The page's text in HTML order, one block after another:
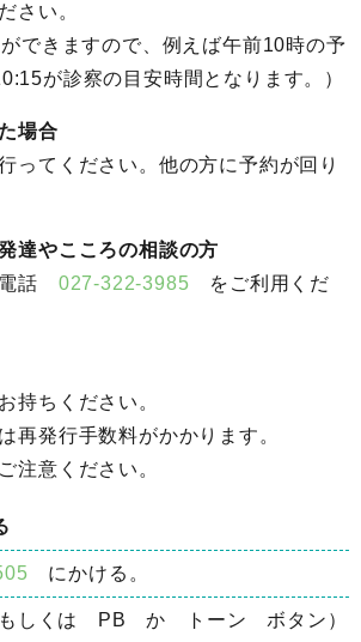
さい。
ができますので、例えば午前10時の予
が診察の目安時間となります。）
場合
ってください。他の方に予約が回り
達やこころの相談の方
電話 027-322-3985 をご利用くだ
持ちください。
再発行手数料がかかります。
注意ください。
にかける。
もしくは PB か トーン ボタン）